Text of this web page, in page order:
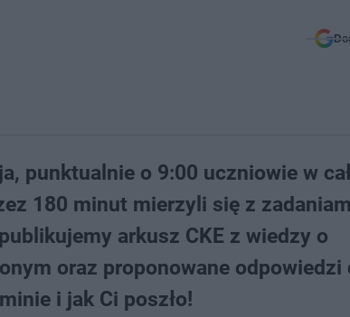
punktualnie o 9:00 uczniowie w
180 minut mierzyli się z
arkusz CKE z wiedzy o
oraz proponowane odpowiedzi
i jak Ci poszło!